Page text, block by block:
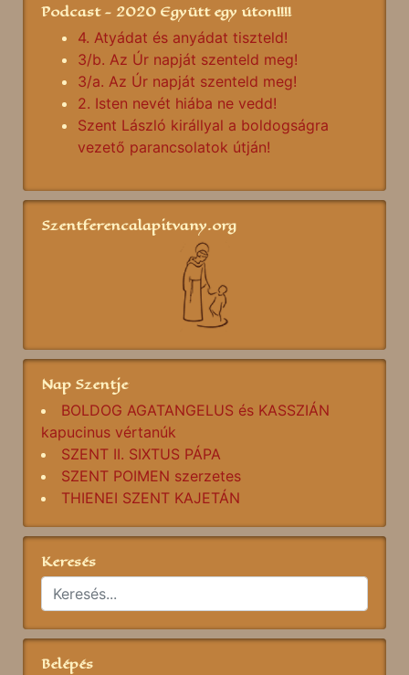
Podcast - 2020 Együtt egy úton!!!!
4. Atyádat és anyádat tiszteld!
3/b. Az Úr napját szenteld meg!
3/a. Az Úr napját szenteld meg!
2. Isten nevét hiába ne vedd!
Szent László királlyal a boldogságra
vezető parancsolatok útján!
Szentferencalapitvany.org
Nap Szentje
BOLDOG AGATANGELUS és KASSZIÁN
kapucinus vértanúk
SZENT II. SIXTUS PÁPA
SZENT POIMEN szerzetes
THIENEI SZENT KAJETÁN
Keresés
Belépés